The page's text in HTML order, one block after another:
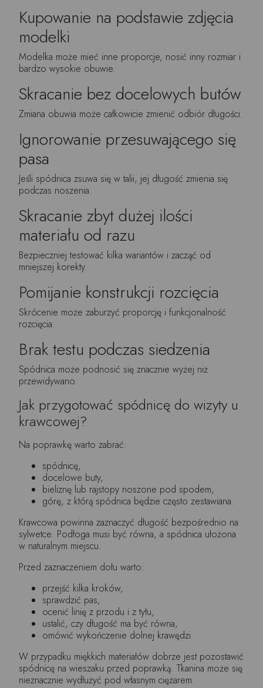
Kupowanie na podstawie zdjęcia
modelki
Modelka może mieć inne proporcje, nosić inny rozmiar i
bardzo wysokie obuwie.
Skracanie bez docelowych butów
Zmiana obuwia może całkowicie zmienić odbiór długości.
Ignorowanie przesuwającego się
pasa
Jeśli spódnica zsuwa się w talii, jej długość zmienia się
podczas noszenia.
Skracanie zbyt dużej ilości
materiału od razu
Bezpieczniej testować kilka wariantów i zacząć od
mniejszej korekty.
Pomijanie konstrukcji rozcięcia
Skrócenie może zaburzyć proporcję i funkcjonalność
rozcięcia.
Brak testu podczas siedzenia
Spódnica może podnosić się znacznie wyżej niż
przewidywano.
Jak przygotować spódnicę do wizyty u
krawcowej?
Na poprawkę warto zabrać:
spódnicę,
docelowe buty,
bieliznę lub rajstopy noszone pod spodem,
górę, z którą spódnica będzie często zestawiana.
Krawcowa powinna zaznaczyć długość bezpośrednio na
sylwetce. Podłoga musi być równa, a spódnica ułożona
w naturalnym miejscu.
Przed zaznaczeniem dołu warto:
przejść kilka kroków,
sprawdzić pas,
ocenić linię z przodu i z tyłu,
ustalić, czy długość ma być równa,
omówić wykończenie dolnej krawędzi.
W przypadku miękkich materiałów dobrze jest pozostawić
spódnicę na wieszaku przed poprawką. Tkanina może się
nieznacznie wydłużyć pod własnym ciężarem.